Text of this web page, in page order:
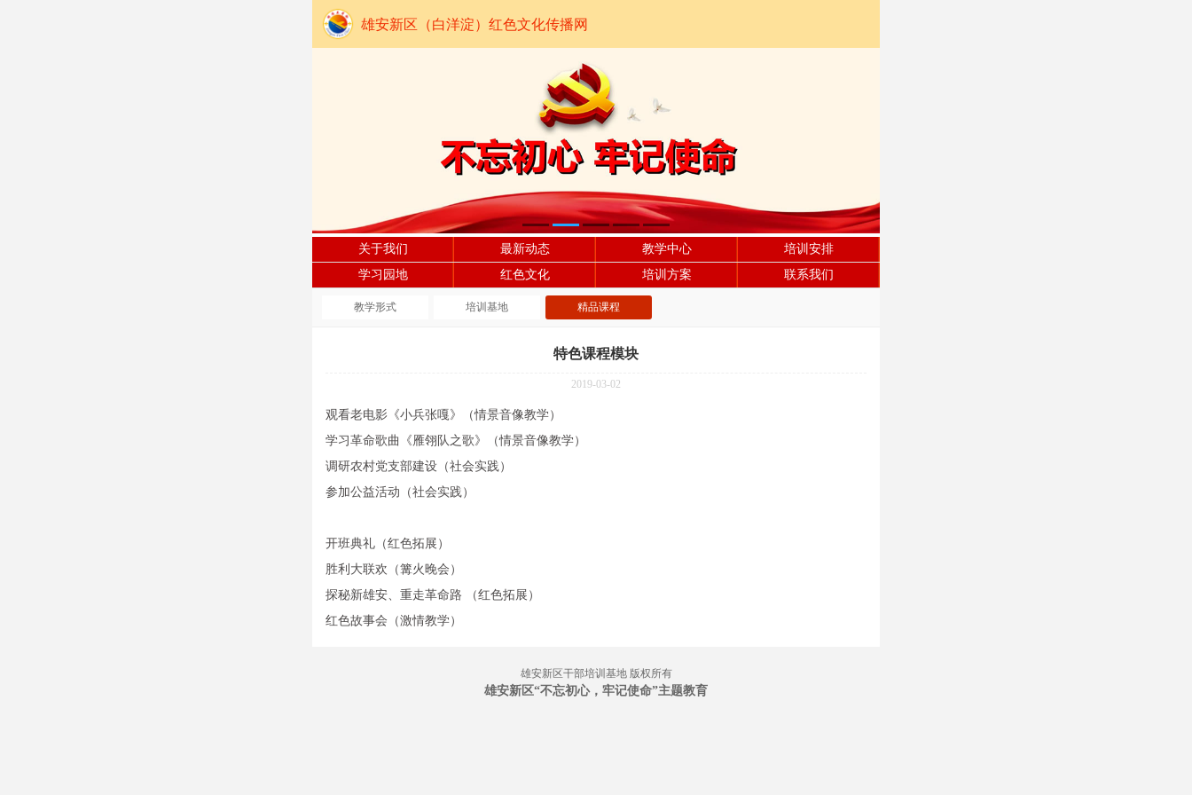
雄安新区（白洋淀）红色文化传播网
关于我们 最新动态 教学中心
培训安排
学习园地
红色文化 培训方案 联系我们
教学形式 培训基地 精品课程
特色课程模块
2019-03-02
观看老电影《小兵张嘎》（情景音像教学）
学习革命歌曲《雁翎队之歌》（情景音像教学）
调研农村党支部建设（社会实践）
参加公益活动（社会实践）
开班典礼（红色拓展）
胜利大联欢（篝火晚会）
探秘新雄安、重走革命路 （红色拓展）
红色故事会（激情教学）
雄安新区干部培训基地 版权所有
雄安新区“不忘初心，牢记使命”主题教育